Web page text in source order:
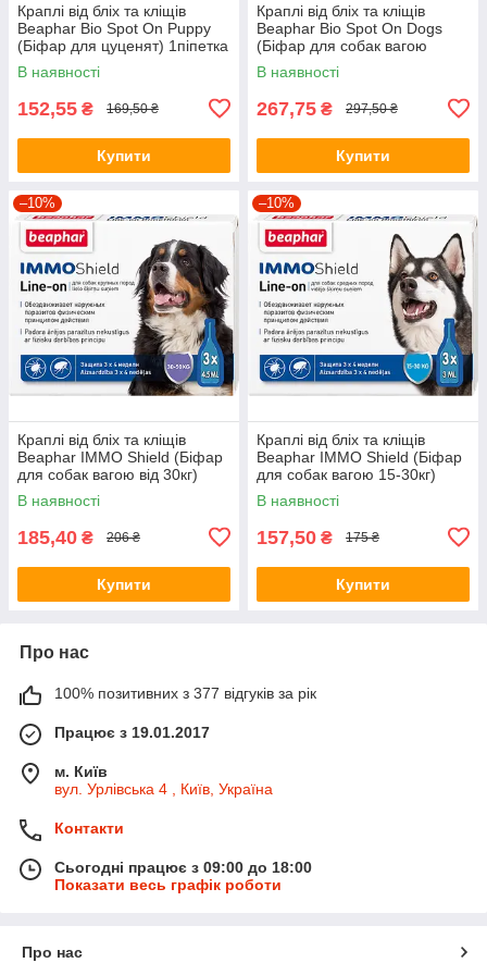
Краплі від бліх та кліщів
Beaphar Bio Spot On Puppy
(Біфар для цуценят) 1піпетка
В наявності
152,55 ₴ 169,50 ₴
Купити
Краплі від бліх та кліщів
Beaphar Bio Spot On Dogs
(Біфар для собак вагою
30кг+) 1піпетка
В наявності
267,75 ₴ 297,50 ₴
Купити
–10%
Краплі від бліх та кліщів
Beaphar IMMO Shield (Біфар
для собак вагою від 30кг)
1піпетка
В наявності
185,40 ₴ 206 ₴
Купити
–10%
Краплі від бліх та кліщів
Beaphar IMMO Shield (Біфар
для собак вагою 15-30кг)
1піпетка
В наявності
157,50 ₴ 175 ₴
Купити
Про нас
100% позитивних з 377 відгуків за рік
Працює з 19.01.2017
м. Київ
вул. Урлівська 4 , Київ, Україна
Контакти
Сьогодні працює з 09:00 до 18:00
Показати весь графік роботи
Про нас